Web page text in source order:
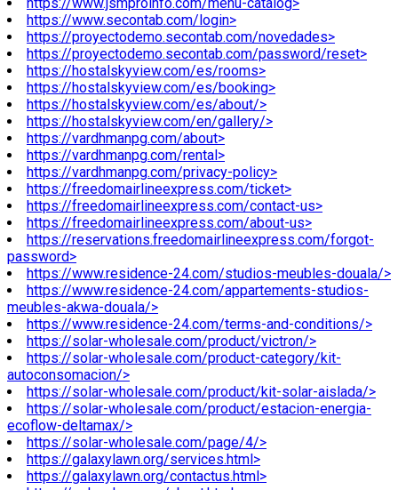
https://www.jsmproinfo.com/menu-catalog>
https://www.secontab.com/login>
https://proyectodemo.secontab.com/novedades>
https://proyectodemo.secontab.com/password/reset>
https://hostalskyview.com/es/rooms>
https://hostalskyview.com/es/booking>
https://hostalskyview.com/es/about/>
https://hostalskyview.com/en/gallery/>
https://vardhmanpg.com/about>
https://vardhmanpg.com/rental>
https://vardhmanpg.com/privacy-policy>
https://freedomairlineexpress.com/ticket>
https://freedomairlineexpress.com/contact-us>
https://freedomairlineexpress.com/about-us>
https://reservations.freedomairlineexpress.com/forgot-
password>
https://www.residence-24.com/studios-meubles-douala/>
https://www.residence-24.com/appartements-studios-
meubles-akwa-douala/>
https://www.residence-24.com/terms-and-conditions/>
https://solar-wholesale.com/product/victron/>
https://solar-wholesale.com/product-category/kit-
autoconsomacion/>
https://solar-wholesale.com/product/kit-solar-aislada/>
https://solar-wholesale.com/product/estacion-energia-
ecoflow-deltamax/>
https://solar-wholesale.com/page/4/>
https://galaxylawn.org/services.html>
https://galaxylawn.org/contactus.html>